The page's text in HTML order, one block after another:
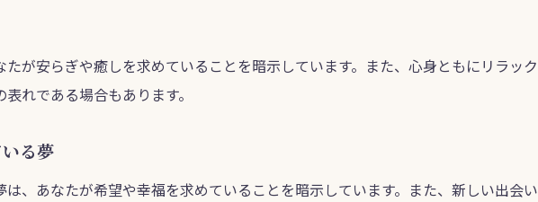
が安らぎや癒しを求めていることを暗示しています。また、心身ともにリラック
れである場合もあります。
る夢
、あなたが希望や幸福を求めていることを暗示しています。また、新しい出会い